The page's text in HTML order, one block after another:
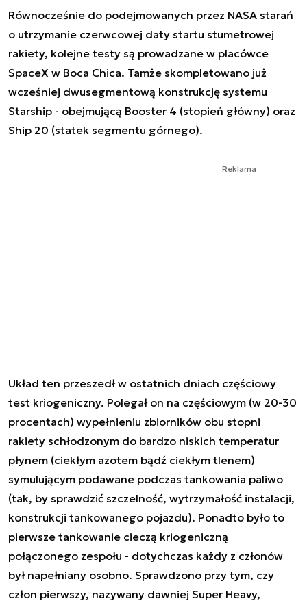
Równocześnie do podejmowanych przez NASA starań
o utrzymanie czerwcowej daty startu stumetrowej
rakiety, kolejne testy są prowadzane w placówce
SpaceX w Boca Chica. Tamże skompletowano już
wcześniej dwusegmentową konstrukcję systemu
Starship - obejmującą Booster 4 (stopień główny) oraz
Ship 20 (statek segmentu górnego).
Reklama
Układ ten przeszedł w ostatnich dniach częściowy
test kriogeniczny. Polegał on na częściowym (w 20-30
procentach) wypełnieniu zbiorników obu stopni
rakiety schłodzonym do bardzo niskich temperatur
płynem (ciekłym azotem bądź ciekłym tlenem)
symulującym podawane podczas tankowania paliwo
(tak, by sprawdzić szczelność, wytrzymałość instalacji,
konstrukcji tankowanego pojazdu). Ponadto było to
pierwsze tankowanie cieczą kriogeniczną
połączonego zespołu - dotychczas każdy z członów
był napełniany osobno. Sprawdzono przy tym, czy
człon pierwszy, nazywany dawniej Super Heavy,